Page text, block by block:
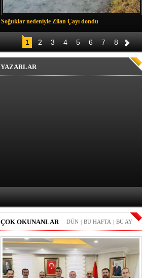
Soğuklar nedeniyle Zilan Çayı dondu
1 2 3 4 5 6 7 8
YAZARLAR
ÇOK OKUNANLAR BU AY
|
BU HAFTA
|
DÜN